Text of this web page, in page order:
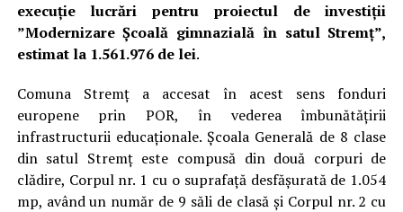
execuție lucrări pentru proiectul de investiții
”Modernizare Școală gimnazială în satul Stremț”,
estimat la 1.561.976 de lei.
Comuna Stremț a accesat în acest sens fonduri
europene prin POR, în vederea îmbunătățirii
infrastructurii educaționale. Școala Generală de 8 clase
din satul Stremț este compusă din două corpuri de
clădire, Corpul nr. 1 cu o suprafață desfășurată de 1.054
mp, având un număr de 9 săli de clasă și Corpul nr. 2 cu